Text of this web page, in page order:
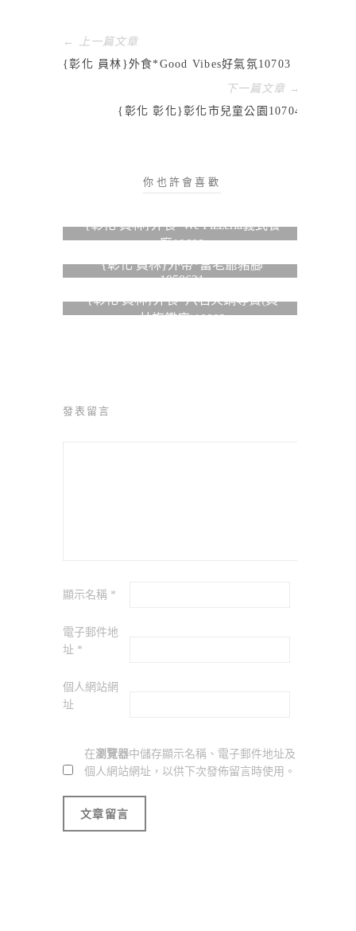
← 上一篇文章
{彰化 員林}外食*Good Vibes好氣氛10703
下一篇文章 →
{彰化 彰化}彰化市兒童公園10704
你也許會喜歡
{彰化 員林}外食*We Pizzeria義式餐
廳10608
{彰化 員林}外帶*富老爺豬腳
1050621
{彰化 員林}外食*八石火鍋專賣(員
林旗艦店)10802
發表留言
顯示名稱 *
電子郵件地
址 *
個人網站網
址
在瀏覽器中儲存顯示名稱、電子郵件地址及
個人網站網址，以供下次發佈留言時使用。